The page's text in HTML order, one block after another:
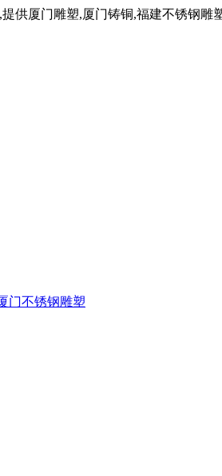
供厦门雕塑,厦门铸铜,福建不锈钢雕
门不锈钢雕塑